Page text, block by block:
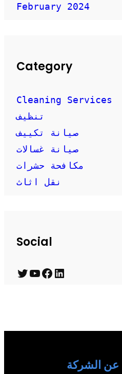
February 2024
Category
Cleaning Services
تنظيف
صيانة تكييف
صيانة غسالات
مكافحة حشرات
نقل اثاث
Social
T
t
Y
T
F
e
L
k
عن الشركة